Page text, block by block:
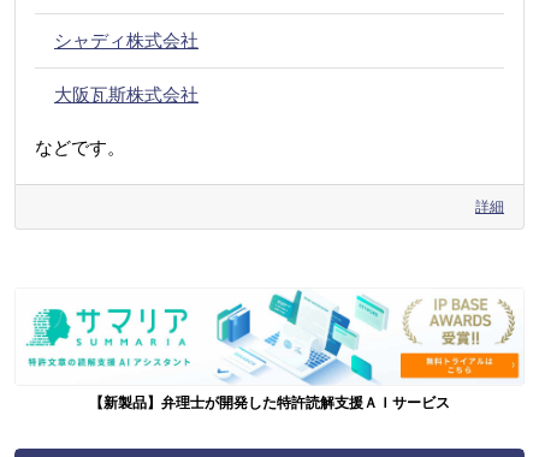
シャディ株式会社
大阪瓦斯株式会社
などです。
詳細
【新製品】弁理士が開発した特許読解支援ＡＩサービス